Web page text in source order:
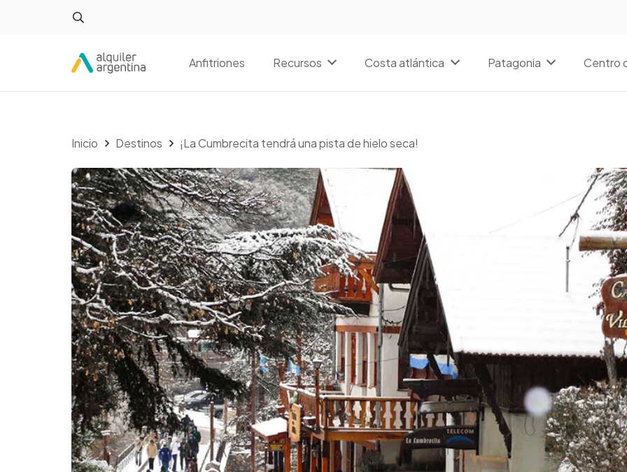
Anfitriones Recursos Costa atlántica Patagonia Centro
Inicio Destinos ¡La Cumbrecita tendrá una pista de hielo seca!